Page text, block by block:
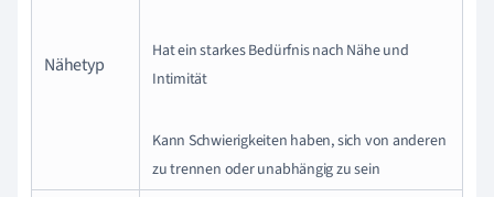
Nähetyp
Hat ein starkes Bedürfnis nach Nähe und
Intimität
Kann Schwierigkeiten haben, sich von anderen
zu trennen oder unabhängig zu sein